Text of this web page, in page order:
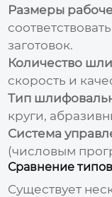
Размеры
заготовок.
Количество
скорость и
Тип
круги,
Система
(числовым
Сравнение
Существует